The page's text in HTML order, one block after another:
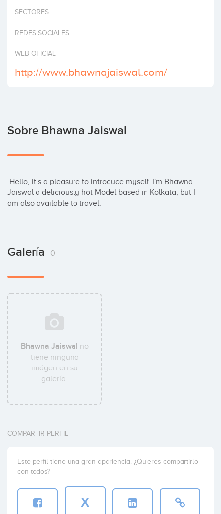
Invertir
SECTORES
REDES SOCIALES
WEB OFICIAL
http://www.bhawnajaiswal.com/
Sobre Bhawna Jaiswal
Jaiswal a deliciously hot Model based in Kolkata, but I
am also available to travel.
Galería 0
Bhawna Jaiswal no
tiene ninguna
imágen en su
galería.
COMPARTIR PERFIL
Este perfil tiene una gran apariencia. ¿Quieres compartirlo
con todos?
X